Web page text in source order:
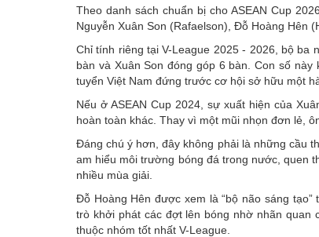
Theo danh sách chuẩn bị cho ASEAN Cup
Nguyễn Xuân Son (Rafaelson), Đỗ Hoàng Hên
Chỉ tính riêng tại V-League 2025 - 2026, bộ ba
bàn và Xuân Son đóng góp 6 bàn. Con số
tuyển Việt Nam đứng trước cơ hội sở hữu một
Nếu ở ASEAN Cup 2024, sự xuất hiện của
hoàn toàn khác. Thay vì một mũi nhọn đơn lẻ,
Đáng chú ý hơn, đây không phải là những cầu
am hiểu môi trường bóng đá trong nước, quen
nhiều mùa giải.
Đỗ Hoàng Hên được xem là “bộ não sáng
trò khởi phát các đợt lên bóng nhờ nhãn quan
thuộc nhóm tốt nhất V-League.